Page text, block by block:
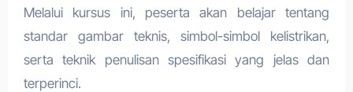
Melalui kursus ini, peserta akan belajar tentang
standar gambar teknis, simbol-simbol kelistrikan,
serta teknik penulisan spesifikasi yang jelas dan
terperinci.